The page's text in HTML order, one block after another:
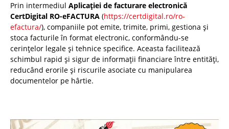
Prin intermediul Aplicației de facturare electronică
CertDigital RO-eFACTURA (https://certdigital.ro/ro-
efactura/), companiile pot emite, trimite, primi, gestiona și
stoca facturile în format electronic, conformându-se
cerințelor legale și tehnice specifice. Aceasta facilitează
schimbul rapid și sigur de informații financiare între entități,
reducând erorile și riscurile asociate cu manipularea
documentelor pe hârtie.